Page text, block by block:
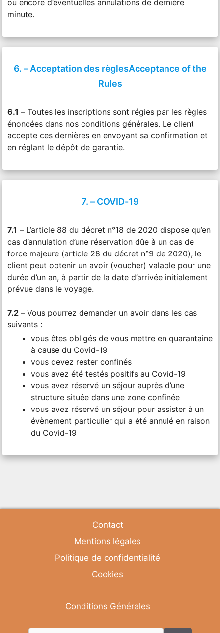
ou encore d’éventuelles annulations de dernière
minute.
6. – Acceptation des règlesAcceptance of the
Rules
6.1 – Toutes les inscriptions sont régies par les règles
énoncées dans nos conditions générales. Le client
accepte ces dernières en envoyant sa confirmation et
en réglant le dépôt de garantie.
7. – COVID-19
7.1 – L’article 88 du décret n°18 de 2020 dispose qu’en
cas d’annulation d’une réservation dûe à un cas de
force majeure (article 28 du décret n°9 de 2020), le
client peut obtenir un avoir (voucher) valable pour une
durée d’un an, à partir de la date d’arrivée initialement
prévue dans le voyage.
7.2 – Vous pourrez demander un avoir dans les cas
suivants :
vous êtes obligés de vous mettre en quarantaine
à cause du Covid-19
vous devez rester confinés
vous avez été testés positifs au Covid-19
vous avez réservé un séjour auprès d’une
structure située dans une zone confinée
vous avez réservé un séjour pour assister à un
évènement particulier qui a été annulé en raison
du Covid-19
Contact
Mentions légales
Politique de confidentialité
Cookies
Conditions Générales